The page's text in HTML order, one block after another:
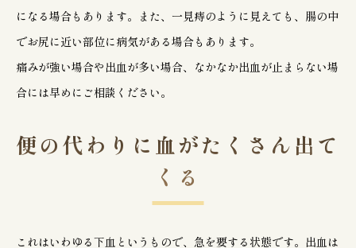
になる場合もあります。また、一見痔のように見えても、腸の中
でお尻に近い部位に病気がある場合もあります。
痛みが強い場合や出血が多い場合、なかなか出血が止まらない場
合には早めにご相談ください。
便の代わりに血がたくさん出て
くる
これはいわゆる下血というもので、急を要する状態です。出血は